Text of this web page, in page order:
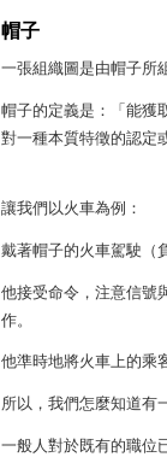
帽子
一張組織圖是由帽子所
帽子的定義是：「能獲
對一種本質特徵的認定
讓我們以火車為例：
戴著帽子的火車駕駛（
他接受命令，注意信號
作。
他準時地將火車上的乘
所以，我們怎麼知道有
一般人對於既有的職位